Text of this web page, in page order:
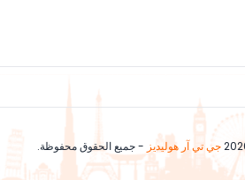
جي تي آر هوليديز - جميع الحقوق محفوظة.